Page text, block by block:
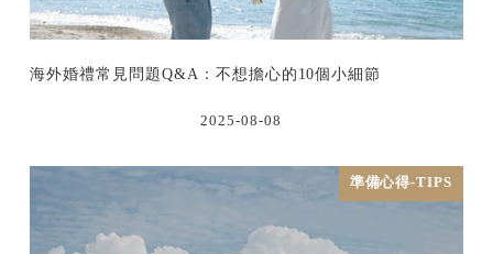
海外婚禮常見問題Q&A：不想擔心的10個小細節
2025-08-08
準備心得-TIPS